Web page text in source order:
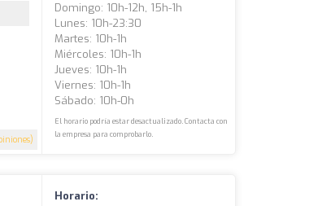
Domingo: 10h-12h, 15h-1h
Lunes: 10h-23:30
Martes: 10h-1h
Miércoles: 10h-1h
Jueves: 10h-1h
Viernes: 10h-1h
Sábado: 10h-0h
El horario podría estar desactualizado. Contacta con
la empresa para comprobarlo.
Horario: